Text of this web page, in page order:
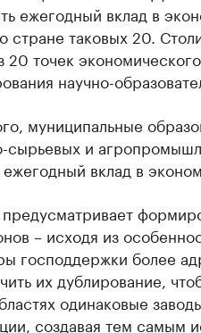
ежегодный вклад в
стране таковых 20.
20 точек
научно-
муниципальные
сырьевых и
вклад в
предусматривает
– исходя из
господдержки более
их дублирование,
одинаковые
создавая тем самым